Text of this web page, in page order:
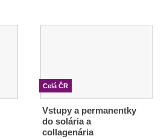
Celá ČR
Vstupy a permanentky
do solária a
collagenária